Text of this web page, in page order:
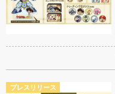
プレスリリース